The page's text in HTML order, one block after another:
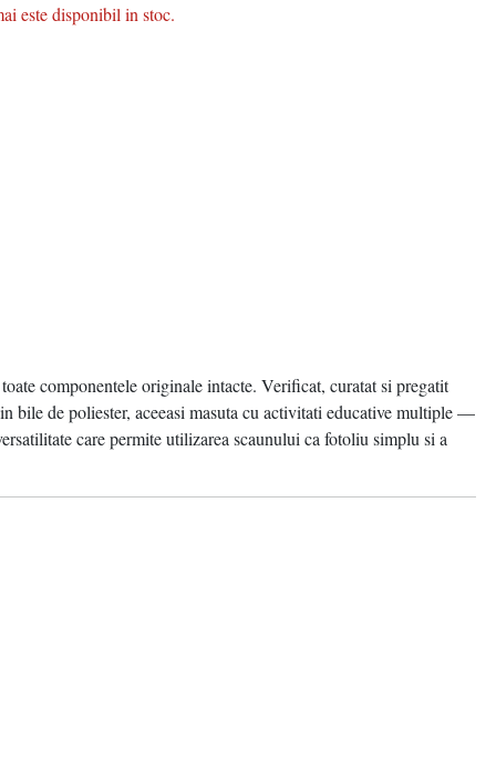
este disponibil in stoc.
componentele originale intacte. Verificat, curatat si pregatit
bile de poliester, aceeasi masuta cu activitati educative multiple —
care permite utilizarea scaunului ca fotoliu simplu si a